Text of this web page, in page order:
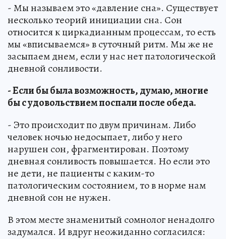
- Мы называем это «давление сна». Существует
несколько теорий инициации сна. Сон
относится к циркадианным процессам, то есть
мы «вписываемся» в суточный ритм. Мы же не
засыпаем днем, если у нас нет патологической
дневной сонливости.
- Если бы была возможность, думаю, многие
бы с удовольствием поспали после обеда.
- Это происходит по двум причинам. Либо
человек ночью недосыпает, либо у него
нарушен сон, фрагментирован. Поэтому
дневная сонливость повышается. Но если это
не дети, не пациенты с каким-то
патологическим состоянием, то в норме нам
дневной сон не нужен.
В этом месте знаменитый сомнолог ненадолго
задумался. И вдруг неожиданно согласился: